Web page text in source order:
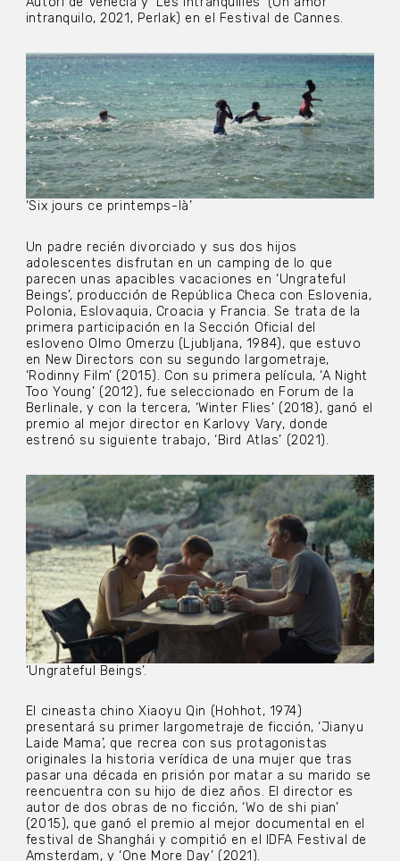
intranquilo, 2021, Perlak) en el Festival de Cannes.
‘Six jours ce printemps-là’
Un padre recién divorciado y sus dos hijos
adolescentes disfrutan en un camping de lo que
parecen unas apacibles vacaciones en ‘Ungrateful
Beings’, producción de República Checa con Eslovenia,
Polonia, Eslovaquia, Croacia y Francia. Se trata de la
primera participación en la Sección Oficial del
esloveno Olmo Omerzu (Ljubljana, 1984), que estuvo
en New Directors con su segundo largometraje,
‘Rodinny Film’ (2015). Con su primera película, ‘A Night
Too Young’ (2012), fue seleccionado en Forum de la
Berlinale, y con la tercera, ‘Winter Flies’ (2018), ganó el
premio al mejor director en Karlovy Vary, donde
estrenó su siguiente trabajo, ‘Bird Atlas’ (2021).
‘Ungrateful Beings’.
El cineasta chino Xiaoyu Qin (Hohhot, 1974)
presentará su primer largometraje de ficción, ‘Jianyu
Laide Mama’, que recrea con sus protagonistas
originales la historia verídica de una mujer que tras
pasar una década en prisión por matar a su marido se
reencuentra con su hijo de diez años. El director es
autor de dos obras de no ficción, ‘Wo de shi pian’
(2015), que ganó el premio al mejor documental en el
festival de Shanghái y compitió en el IDFA Festival de
Amsterdam, y ‘One More Day’ (2021).